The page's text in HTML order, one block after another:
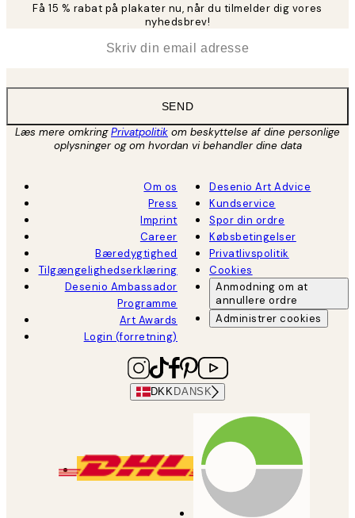
Få 15 % rabat på plakater nu, når du tilmelder dig vores
nyhedsbrev!
SEND
Læs mere omkringPrivatpolitik om beskyttelse af dine personlige
oplysninger og om hvordan vi behandler dine data
Om os
Press
Imprint
Career
Bæredygtighed
Tilgængelighedserklæring
Desenio Ambassador
Programme
Art Awards
Login (forretning)
Desenio Art Advice
Kundservice
Spor din ordre
Købsbetingelser
Privatlivspolitik
Cookies
Anmodning om at
annullere ordre
Administrer cookies
DKK DANSK